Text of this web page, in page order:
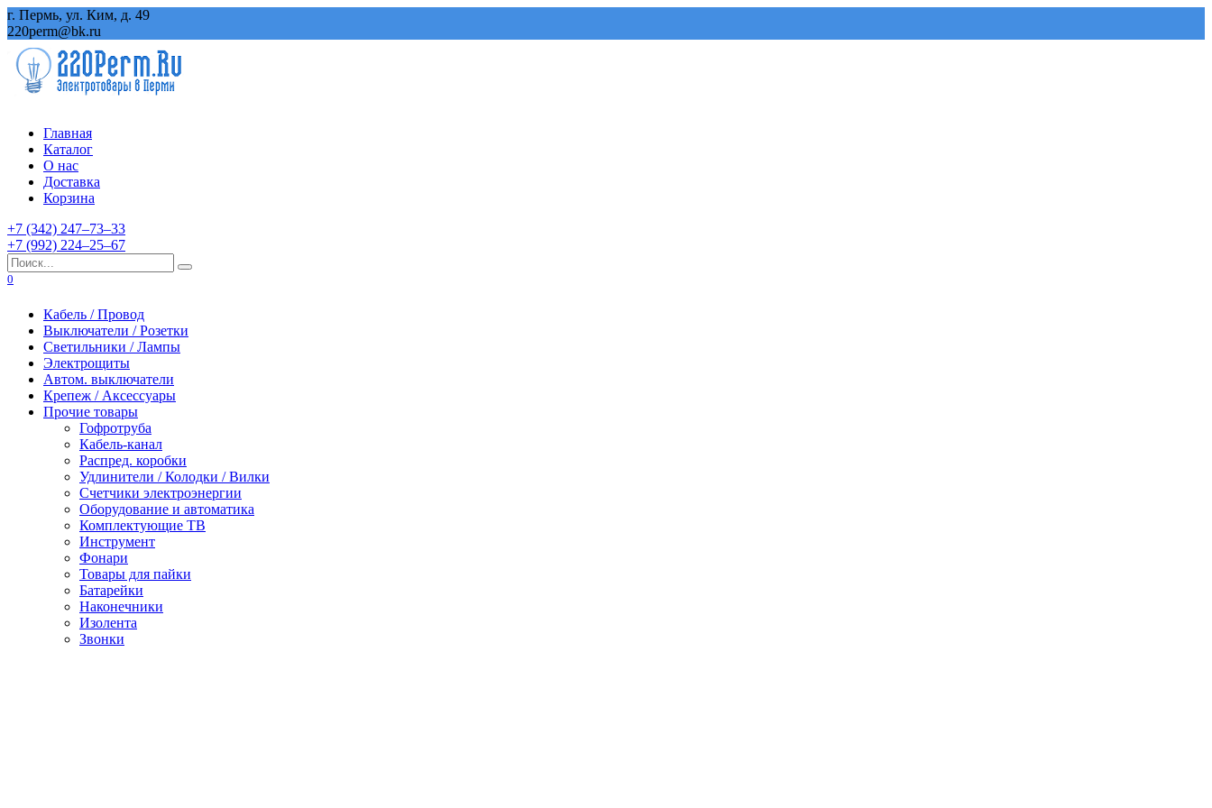
Перейти
к
содержанию
г. Пермь, ул. Ким, д. 49
220perm@bk.ru
Главная
Каталог
О нас
Доставка
Корзина
+7 (342) 247‒73‒33
+7 (992) 224‒25‒67
Search
for:
0
Кабель / Провод
Выключатели / Розетки
Светильники / Лампы
Электрощиты
Автом. выключатели
Крепеж / Аксессуары
Прочие товары
Гофротруба
Кабель-канал
Распред. коробки
Удлинители / Колодки / Вилки
Счетчики электроэнергии
Оборудование и автоматика
Комплектующие ТВ
Инструмент
Фонари
Товары для пайки
Батарейки
Наконечники
Изолента
Звонки